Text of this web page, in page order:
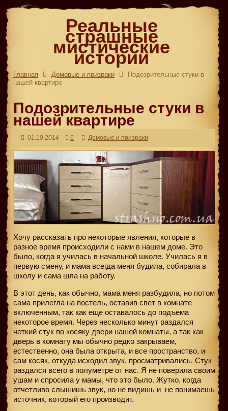
Реальные
страшные
мистические
истории
Главная Домовые и призраки
Подозрительные стуки в
нашей квартире
Подозрительные стуки в
нашей квартире
01.10.2014 6 Домовые и призраки
Хочу рассказать про некоторые явления, которые в
разное время происходили с нами в нашем доме. Это
было, когда я училась в начальной школе. Училась я в
первую смену, и мама всегда меня будила, собирала в
школу и сама шла на работу.
В этот день, как обычно, мама меня разбудила, но потом
сама прилегла на постель, оставив свет в комнате
включенным, так как еще оставалось до подъема
некоторое время. Через несколько минут раздался
четкий стук по косяку двери нашей комнаты, а так как
дверь в комнату мы обычно редко закрываем,
естественно, она была открыта, и все пространство, и
сам косяк, откуда исходил звук, просматривались. Стук
раздался всего в полуметре от нас. Я не поверила своим
ушам и спросила у мамы, что это было. Жутко, когда
отчетливо слышишь звук, но не видишь и не понимаешь
источник, который его производит.